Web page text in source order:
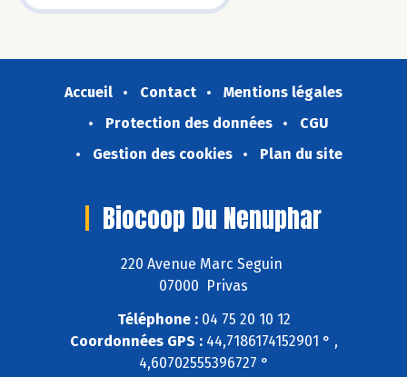
Accueil Contact
Mentions légales
Protection des données
CGU
Gestion des cookies
Plan du site
Biocoop Du Nenuphar
220 Avenue Marc Seguin
07000 Privas
Téléphone :04 75 20 10 12
Coordonnées GPS :44,7186174152901 ° ,
4,60702555396727 °